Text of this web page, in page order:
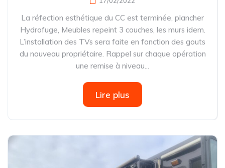
La réfection esthétique du CC est terminée, plancher
Hydrofuge, Meubles repeint 3 couches, les murs idem.
L’installation des TVs sera faite en fonction des gouts
du nouveau propriétaire. Rappel sur chaque opération
une remise à niveau...
Lire plus